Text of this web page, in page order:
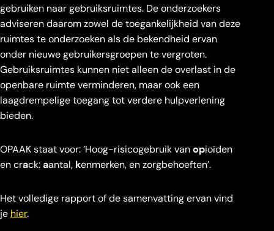
gebruiken naar gebruiksruimtes. De onderzoekers
adviseren daarom zowel de toegankelijkheid van deze
ruimtes te onderzoeken als de bekendheid ervan
onder nieuwe gebruikersgroepen te vergroten.
Gebruiksruimtes kunnen niet alleen de overlast in de
openbare ruimte verminderen, maar ook een
laagdrempelige toegang tot verdere hulpverlening
bieden.
OPAAK staat voor: ‘Hoog-risicogebruik vanopioïden
en crack:aantal, kenmerken, en zorgbehoeften’.
Het volledige rapport of de samenvatting ervan vind
je hier.